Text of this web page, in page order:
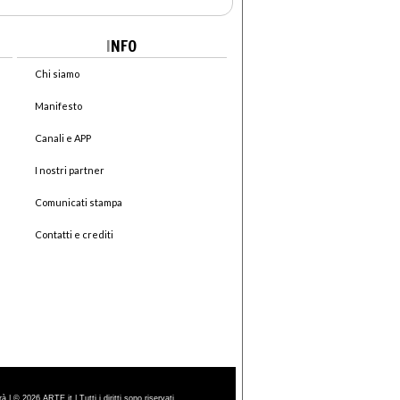
INFO
Chi siamo
Manifesto
Canali e APP
I nostri partner
Comunicati stampa
Contatti e crediti